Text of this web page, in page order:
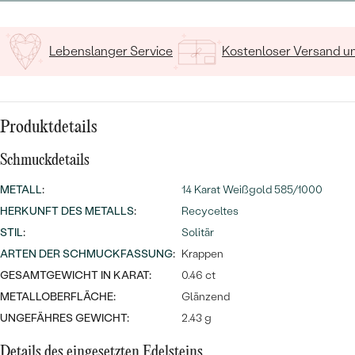
Meistverkaufte
MIT EDELSTEIN
GOLD
PLATIN
SILBER
EDELSTEINSCHMUCK
SCHMUCK MIT LAB GROWN
PERLENSCHMUCK
PERSONALISIERT
SYMBOLISCH
MINIMALISTISCH
NACH ANLASS
PREISWERTE
LUXURIÖSE
LUXURIÖSE
Lebenslanger Service Kostenloser Versand
Produktdetails
Schmuckdetails
METALL:
14 Karat Weißgold 585/1000
HERKUNFT DES METALLS:
Recyceltes
STIL:
Solitär
ARTEN DER SCHMUCKFASSUNG: Krappen
GESAMTGEWICHT IN KARAT:
0.46 ct
METALLOBERFLÄCHE:
Glänzend
UNGEFÄHRES GEWICHT:
2.43 g